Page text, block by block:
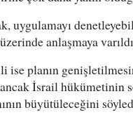
uygulamayı
anlaşmaya
ise planın
ancak İsrail hükümetinin
büyütüleceğini